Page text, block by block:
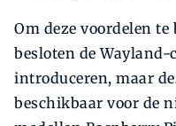
Om deze voordelen
besloten de
introduceren, maar
beschikbaar voor de